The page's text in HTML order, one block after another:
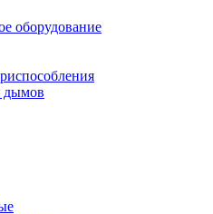
оборудование
дымов